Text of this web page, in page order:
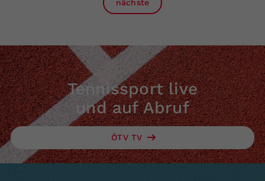
nächste
Tennissport live
und auf Abruf
ÖTV TV